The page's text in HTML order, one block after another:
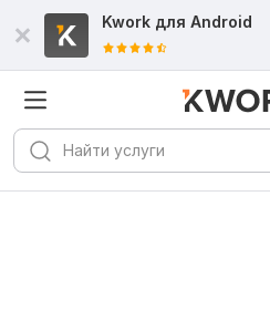
Kwork для Android